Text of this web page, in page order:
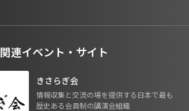
関連イベント・サイト
きさらぎ会
情報収集と交流の場を提供する日本で最も
歴史ある会員制の講演会組織